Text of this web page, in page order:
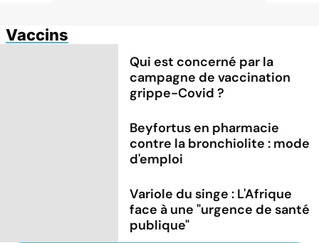
Vaccins
Qui est concerné par la
campagne de vaccination
grippe-Covid ?
Beyfortus en pharmacie
contre la bronchiolite : mode
d'emploi
Variole du singe : L'Afrique
face à une "urgence de santé
publique"